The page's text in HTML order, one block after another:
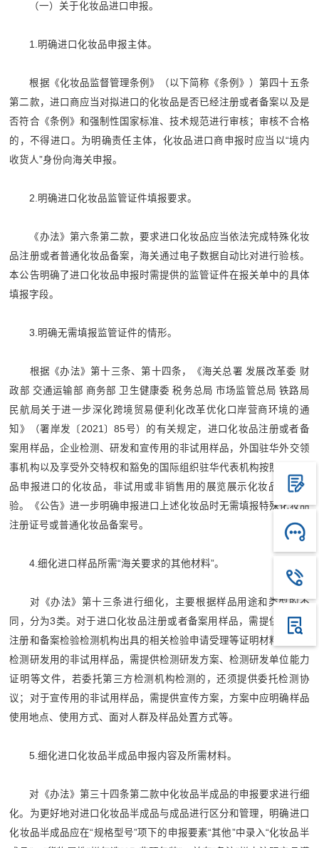
（一）关于化妆品进口申报。
1.明确进口化妆品申报主体。
根据《化妆品监督管理条例》（以下简称《条例》）第四十五条
第二款，进口商应当对拟进口的化妆品是否已经注册或者备案以及是
否符合《条例》和强制性国家标准、技术规范进行审核；审核不合格
的，不得进口。为明确责任主体，化妆品进口商申报时应当以“境内
收货人”身份向海关申报。
2.明确进口化妆品监管证件填报要求。
《办法》第六条第二款，要求进口化妆品应当依法完成特殊化妆
品注册或者普通化妆品备案，海关通过电子数据自动比对进行验核。
本公告明确了进口化妆品申报时需提供的监管证件在报关单中的具体
填报字段。
3.明确无需填报监管证件的情形。
根据《办法》第十三条、第十四条，《海关总署 发展改革委 财
政部 交通运输部 商务部 卫生健康委 税务总局 市场监管总局 铁路局
民航局关于进一步深化跨境贸易便利化改革优化口岸营商环境的通
知》（署岸发〔2021〕85号）的有关规定，进口化妆品注册或者备
案用样品，企业检测、研发和宣传用的非试用样品，外国驻华外交领
事机构以及享受外交特权和豁免的国际组织驻华代表机构按照公务用
品申报进口的化妆品，非试用或非销售用的展览展示化妆品免予检
验。《公告》进一步明确申报进口上述化妆品时无需填报特殊化妆品
注册证号或普通化妆品备案号。
4.细化进口样品所需“海关要求的其他材料”。
对《办法》第十三条进行细化，主要根据样品用途和类型的不
同，分为3类。对于进口化妆品注册或者备案用样品，需提供化妆品
注册和备案检验检测机构出具的相关检验申请受理等证明材料；对于
检测研发用的非试用样品，需提供检测研发方案、检测研发单位能力
证明等文件，若委托第三方检测机构检测的，还须提供委托检测协
议；对于宣传用的非试用样品，需提供宣传方案，方案中应明确样品
使用地点、使用方式、面对人群及样品处置方式等。
5.细化进口化妆品半成品申报内容及所需材料。
对《办法》第三十四条第二款中化妆品半成品的申报要求进行细
化。为更好地对进口化妆品半成品与成品进行区分和管理，明确进口
化妆品半成品应在“规格型号”项下的申报要素“其他”中录入“化妆品半